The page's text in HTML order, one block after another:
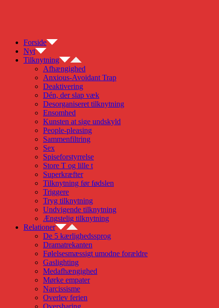
Forside
Nyt
Tilknytning
Afhængighed
Anxious-Avoidant Trap
Deaktivering
Dén, der slap væk
Desorganiseret tilknytning
Ensomhed
Kunsten at sige undskyld
People-pleasing
Sammenfiltring
Sex
Spiseforstyrrelse
Store T og lille t
Superkræfter
Tilknytning før fødslen
Triggere
Tryg tilknytning
Undvigende tilknytning
Ængstelig tilknytning
Relationer
De 5 kærlighedssprog
Dramatrekanten
Følelsesmæssigt umodne forældre
Gaslighting
Medafhængighed
Mørke empater
Narcissisme
Overlev ferien
Oversharing